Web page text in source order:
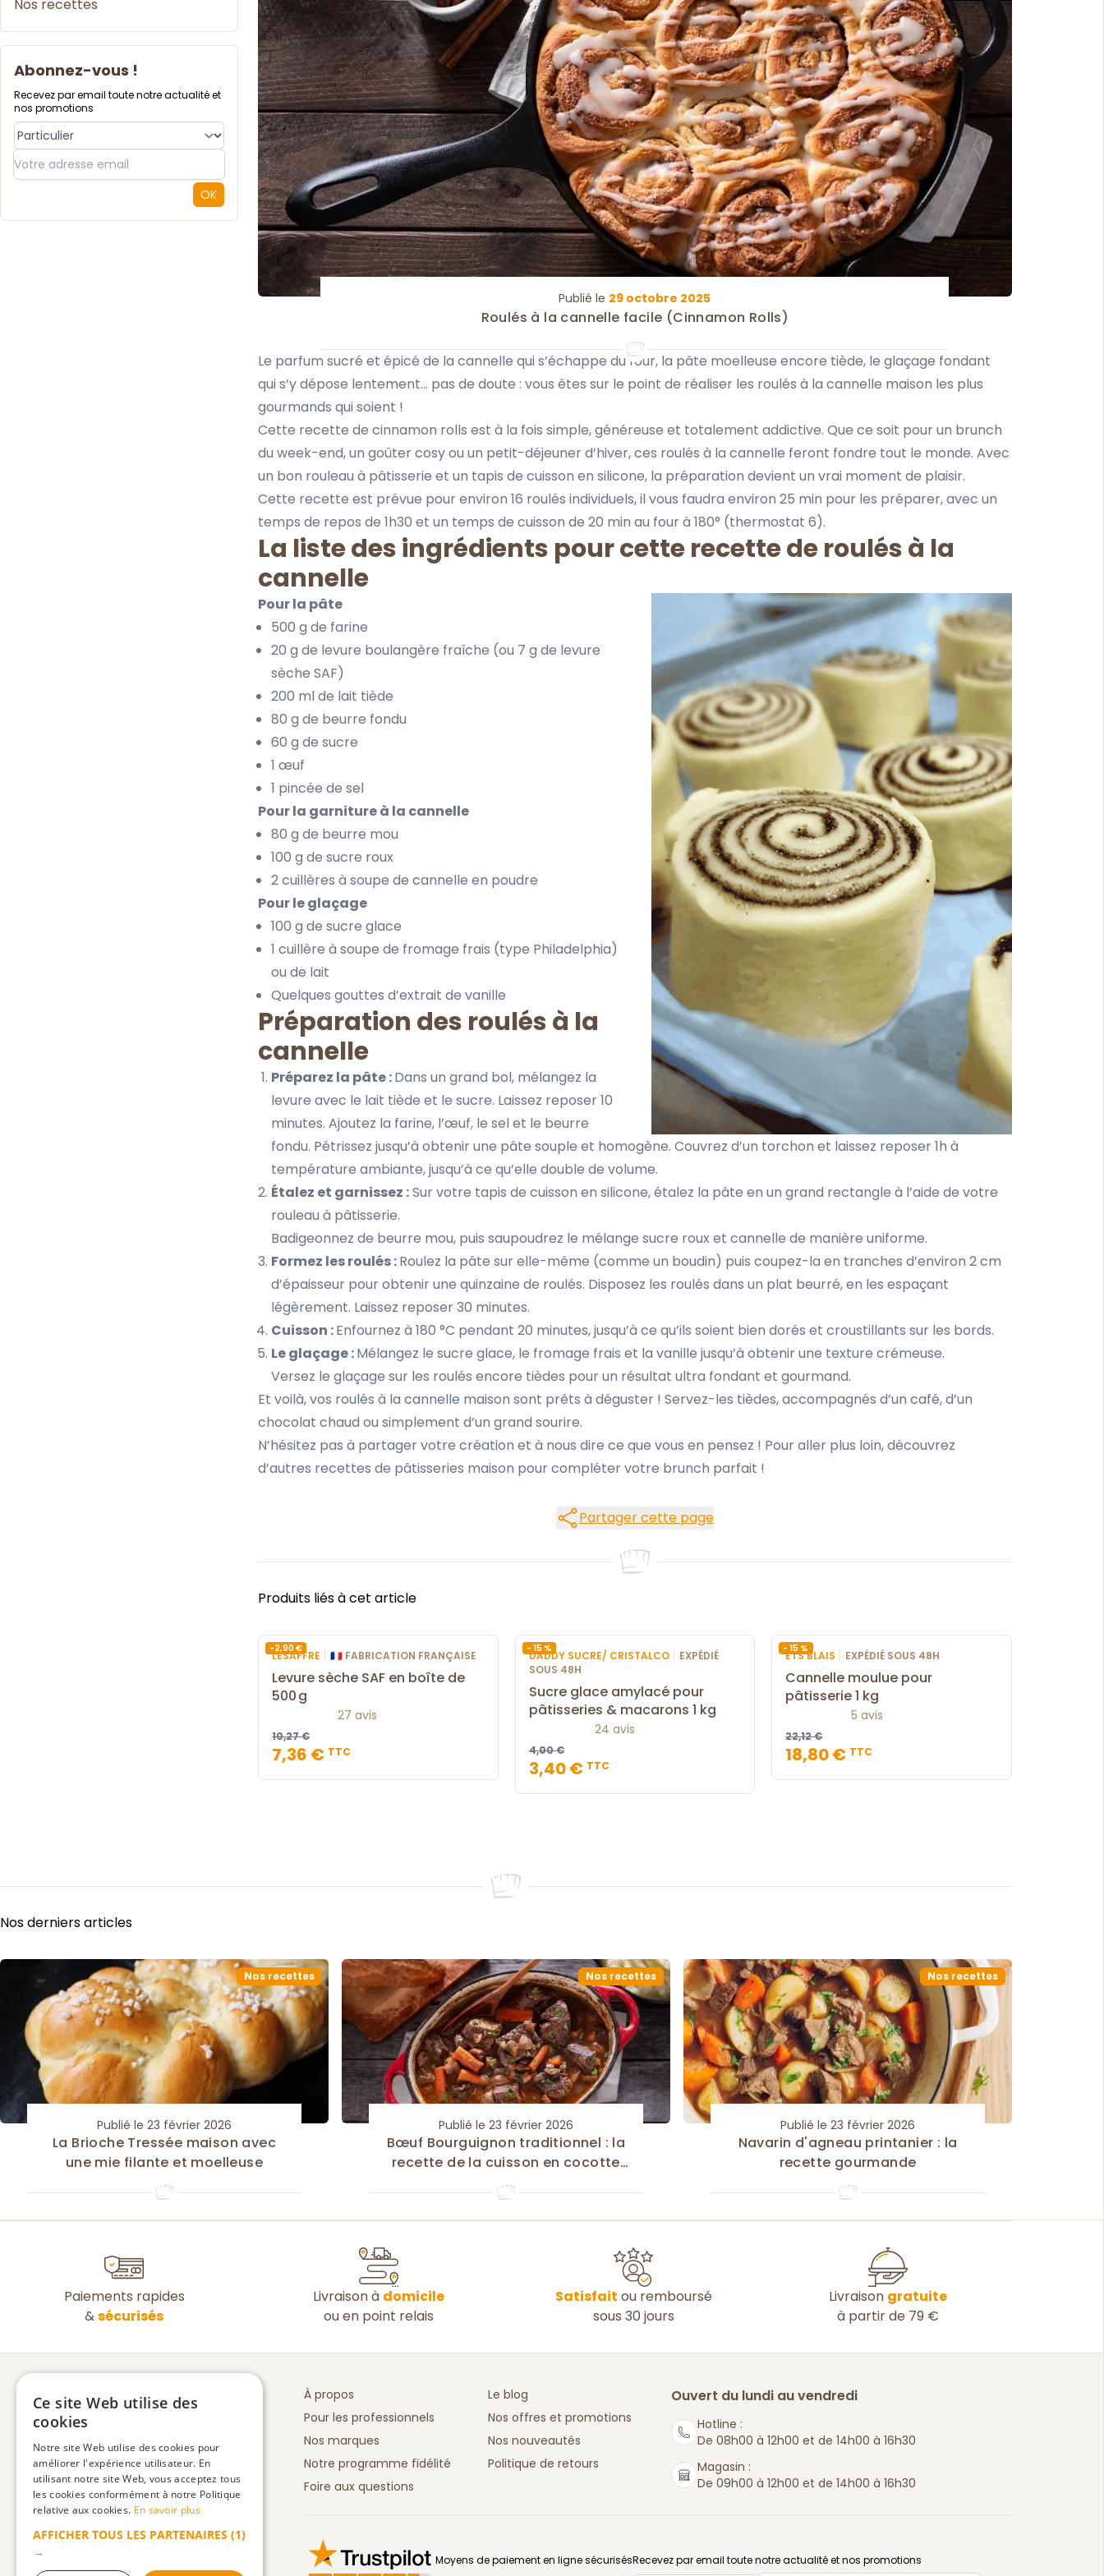
Nos recettes
Abonnez-vous !
Recevez par email toute notre actualité et
nos promotions
Type de compte
OK
Publié le 29 octobre 2025
Roulés à la cannelle facile (Cinnamon Rolls)
Le parfum sucré et épicé de la cannelle qui s’échappe du four, la pâte moelleuse encore tiède, le glaçage fondant
qui s’y dépose lentement… pas de doute : vous êtes sur le point de réaliser les roulés à la cannelle maison les plus
gourmands qui soient !
Cette recette de cinnamon rolls est à la fois simple, généreuse et totalement addictive. Que ce soit pour un brunch
du week-end, un goûter cosy ou un petit-déjeuner d’hiver, ces roulés à la cannelle feront fondre tout le monde. Avec
un bon rouleau à pâtisserie et un tapis de cuisson en silicone, la préparation devient un vrai moment de plaisir.
Cette recette est prévue pour environ 16 roulés individuels, il vous faudra environ 25 min pour les préparer, avec un
temps de repos de 1h30 et un temps de cuisson de 20 min au four à 180° (thermostat 6).
La liste des ingrédients pour cette recette de roulés à la
cannelle
Pour la pâte
500 g de farine
20 g de levure boulangère fraîche (ou 7 g de levure
sèche SAF)
200 ml de lait tiède
80 g de beurre fondu
60 g de sucre
1 œuf
1 pincée de sel
Pour la garniture à la cannelle
80 g de beurre mou
100 g de sucre roux
2 cuillères à soupe de cannelle en poudre
Pour le glaçage
100 g de sucre glace
1 cuillère à soupe de fromage frais (type Philadelphia)
ou de lait
Quelques gouttes d’extrait de vanille
Préparation des roulés à la
cannelle
Préparez la pâte :Dans un grand bol, mélangez la
levure avec le lait tiède et le sucre. Laissez reposer 10
minutes. Ajoutez la farine, l’œuf, le sel et le beurre
fondu. Pétrissez jusqu’à obtenir une pâte souple et homogène. Couvrez d’un torchon et laissez reposer 1h à
température ambiante, jusqu’à ce qu’elle double de volume.
Étalez et garnissez :Sur votre tapis de cuisson en silicone, étalez la pâte en un grand rectangle à l’aide de votre
rouleau à pâtisserie.
Badigeonnez de beurre mou, puis saupoudrez le mélange sucre roux et cannelle de manière uniforme.
Formez les roulés :Roulez la pâte sur elle-même (comme un boudin) puis coupez-la en tranches d’environ 2 cm
d’épaisseur pour obtenir une quinzaine de roulés. Disposez les roulés dans un plat beurré, en les espaçant
légèrement. Laissez reposer 30 minutes.
Cuisson :Enfournez à 180 °C pendant 20 minutes, jusqu’à ce qu’ils soient bien dorés et croustillants sur les bords.
Le glaçage :Mélangez le sucre glace, le fromage frais et la vanille jusqu’à obtenir une texture crémeuse.
Versez le glaçage sur les roulés encore tièdes pour un résultat ultra fondant et gourmand.
Et voilà, vos roulés à la cannelle maison sont prêts à déguster ! Servez-les tièdes, accompagnés d’un café, d’un
chocolat chaud ou simplement d’un grand sourire.
N’hésitez pas à partager votre création et à nous dire ce que vous en pensez ! Pour aller plus loin, découvrez
d’autres recettes de pâtisseries maison pour compléter votre brunch parfait !
Partager cette page
Partager cette page
Produits liés à cet article
-2,90 €
LESAFFRE | 🇫🇷 FABRICATION FRANÇAISE
Levure sèche SAF en boîte de
500 g
27 avis
10,27 €
7,36 € TTC
- 15 %
DADDY SUCRE/ CRISTALCO | EXPÉDIÉ
SOUS 48H
Sucre glace amylacé pour
pâtisseries & macarons 1 kg
24 avis
4,00 €
3,40 € TTC
- 15 %
ETS BLAIS | EXPÉDIÉ SOUS 48H
Cannelle moulue pour
pâtisserie 1 kg
5 avis
22,12 €
18,80 € TTC
Nos derniers articles
Nos recettes
Publié le 23 février 2026
La Brioche Tressée maison avec
une mie filante et moelleuse
Nos recettes
Publié le 23 février 2026
Bœuf Bourguignon traditionnel : la
recette de la cuisson en cocotte
en fonte
Nos recettes
Publié le 23 février 2026
Navarin d'agneau printanier : la
recette gourmande
Paiements rapides
&sécurisés
Livraison à domicile
ou en point relais
Satisfait ou remboursé
sous 30 jours
Livraison gratuite
à partir de 79 €
À propos
Le blog
Pour les professionnels
Nos offres et promotions
Nos marques
Nos nouveautés
Notre programme fidélité
Politique de retours
Foire aux questions
Ouvert du lundi au vendredi
Hotline :
De 08h00 à 12h00 et de 14h00 à 16h30
Magasin :
De 09h00 à 12h00 et de 14h00 à 16h30
Truspilot : La Boutique des chefs
Moyens de paiement en ligne sécurisésRecevez par email toute notre actualité et nos promotions
Ce site Web utilise des
cookies
Notre site Web utilise des cookies pour
améliorer l'expérience utilisateur. En
utilisant notre site Web, vous acceptez tous
les cookies conformément à notre Politique
relative aux cookies. En savoir plus
AFFICHER TOUS LES PARTENAIRES (1)
→